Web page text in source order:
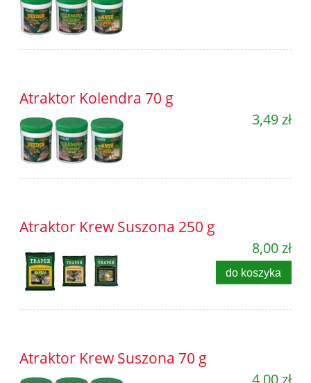
Atraktor Kolendra 70 g
3,49 zł
Atraktor Krew Suszona 250 g
8,00 zł
do koszyka
Atraktor Krew Suszona 70 g
4,00 zł